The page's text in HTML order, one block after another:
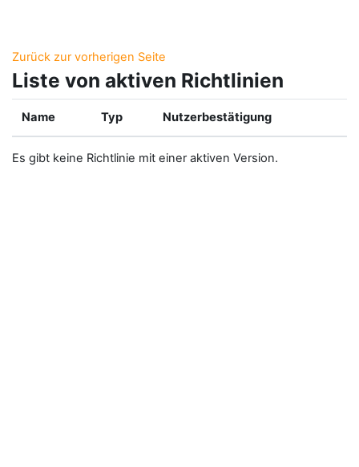
Zurück zur vorherigen Seite
Liste von aktiven Richtlinien
Name Typ Nutzerbestätigung
Es gibt keine Richtlinie mit einer aktiven Version.